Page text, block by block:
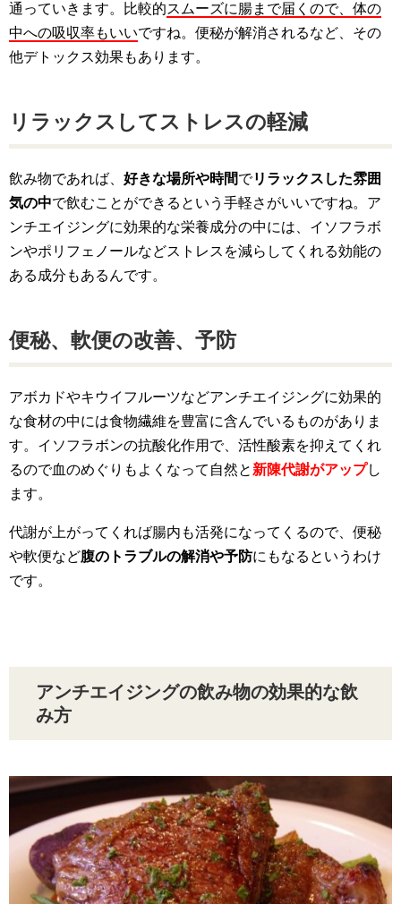
通っていきます。比較的スムーズに腸まで届くので、体の
中への吸収率もいいですね。便秘が解消されるなど、その
他デトックス効果もあります。
リラックスしてストレスの軽減
飲み物であれば、 好きな場所や時間でリラックスした雰囲
気の中で飲むことができるという手軽さがいいですね。ア
ンチエイジングに効果的な栄養成分の中には、イソフラボ
ンやポリフェノールなどストレスを減らしてくれる効能の
ある成分もあるんです。
便秘、軟便の改善、予防
アボカドやキウイフルーツなどアンチエイジングに効果的
な食材の中には食物繊維を豊富に含んでいるものがありま
す。イソフラボンの抗酸化作用で、活性酸素を抑えてくれ
るので血のめぐりもよくなって自然と 新陳代謝がアップし
ます。
代謝が上がってくれば腸内も活発になってくるので、便秘
や軟便など腹のトラブルの解消や予防にもなるというわけ
です。
アンチエイジングの飲み物の効果的な飲
み方